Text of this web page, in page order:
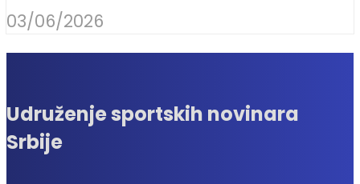
03/06/2026
Udruženje sportskih novinara
Srbije